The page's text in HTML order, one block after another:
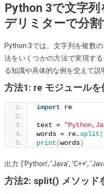
Python 3で文字列
デリミターで分
Python 3では、文字列を複数
法をいくつかの方法で実現す
る知識や具体的な例を交えて説
方法1: re モジュールを
import re
text =
words = re. split(
print(words)
出力: [‘Python’, ‘Java’, ‘C++’,
方法2: split() メソッド